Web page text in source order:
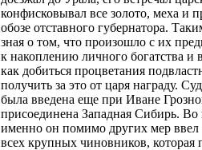
конфисковывал все золото, меха и
обозе отставного губернатора.
зная о том, что произошло с их
к накоплению личного богатства и
как добиться процветания
получить за это от царя награду.
была введена еще при Иване
присоединена Западная Сибирь. Во
именно он помимо других мер ввел
всех крупных чиновников, которая